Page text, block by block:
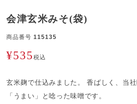
会津玄米みそ(袋)
商品番号 115135
¥535 税込
玄米麹で仕込みました。 香ばしく、当
「うまい」と唸った味噌です。